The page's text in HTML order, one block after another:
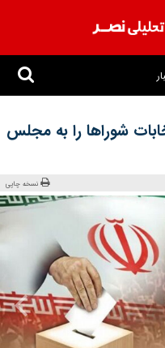
شوراها را به مجلس
نسخه چاپی